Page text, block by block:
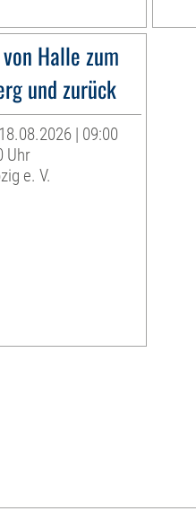
Halle zum
und zurück
| 09:00
Uhr
e. V.